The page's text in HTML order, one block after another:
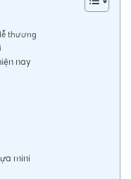
thương
nay
mini